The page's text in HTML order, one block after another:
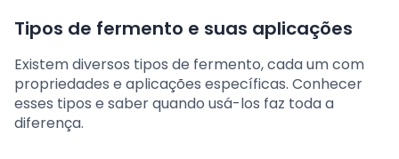
Tipos de fermento e suas aplicações
Existem diversos tipos de fermento, cada um com
propriedades e aplicações específicas. Conhecer
esses tipos e saber quando usá-los faz toda a
diferença.